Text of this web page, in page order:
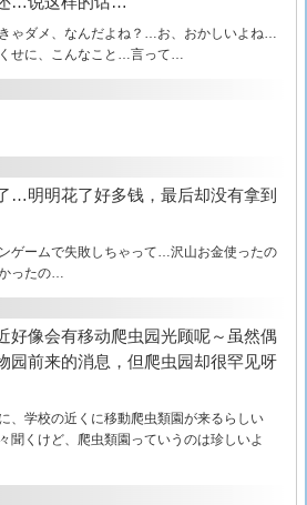
ゃダメ、なんだよね？…お、おかしいよね…
せに、こんなこと…言って…
…明明花了好多钱，最后却没有拿到
ゲームで失敗しちゃって…沢山お金使ったの
ったの…
好像会有移动爬虫园光顾呢～虽然偶
园前来的消息，但爬虫园却很罕见呀
、学校の近くに移動爬虫類園が来るらしい
聞くけど、爬虫類園っていうのは珍しいよ